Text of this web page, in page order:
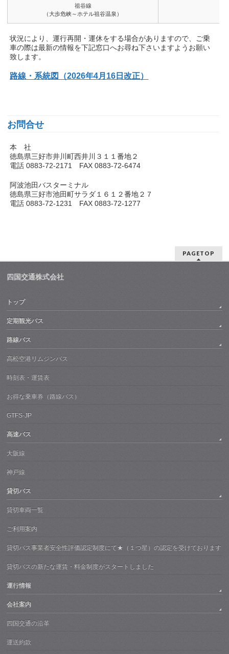
祖谷線
（大歩危峡～ホテル祖谷温泉）
状況により、運行再開・運休をする場合がありますので、ご乗
車の際は最新の情報を下記窓口へお尋ね下さいますようお願い
致します。
路線・系統図（2026年4月16日改正）
お問合せ
本 社
徳島県三好市井川町西井川３１１番地２
電話 0883-72-2171 FAX 0883-72-6474
阿波池田バスターミナル
徳島県三好市池田町サラダ１６１２番地２７
電話 0883-72-1231 FAX 0883-72-1277
PAGETOP
四国交通株式会社
トップ
定期観光バス
路線バス
高松空港リムジンバス
時刻表・運賃表
お得な乗車券（路線バス）
GTFS-JP
高速バス
大阪線
神戸線
貸切バス
貸切車両一覧
ご利用案内
貸切バス事業者安全性評価認定制度にて★（１つ星）の認定を受けております
貸切バスの新たな運賃・料金制度がスタートしました
運行情報
会社案内
四国交通の沿革
運送約款